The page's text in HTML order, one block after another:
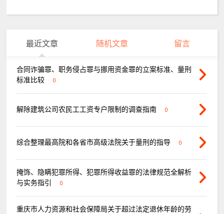
最近文章 随机文章 留言
合同诈骗罪、职务侵占罪与挪用资金罪的立案标准、量刑
标准比较
0
解除建筑公司农民工工资专户限制的调查指南 0
综合整理最高院和各省市高级法院关于量刑的指导 0
掩饰、隐瞒犯罪所得、犯罪所得收益罪的法律规范全解析
与实务指引
0
重庆市人力资源和社会保障局关于超过法定退休年龄的劳